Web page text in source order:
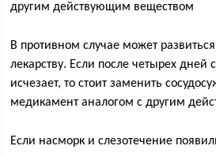
другим действующим веществом
В противном случае может
лекарству. Если после четырех дней
исчезает, то стоит заменить
медикамент аналогом с другим
Если насморк и слезотечение